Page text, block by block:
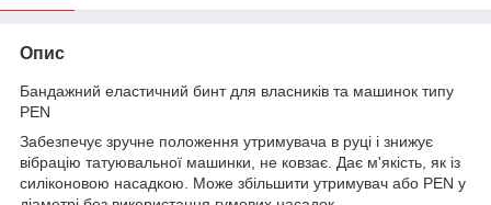
Опис
Бандажний еластичний бинт для власників та машинок типу
PEN
Забезпечує зручне положення утримувача в руці і знижує
вібрацію татуювальної машинки, не ковзає. Дає м'якість, як із
силіконовою насадкою. Може збільшити утримувач або PEN у